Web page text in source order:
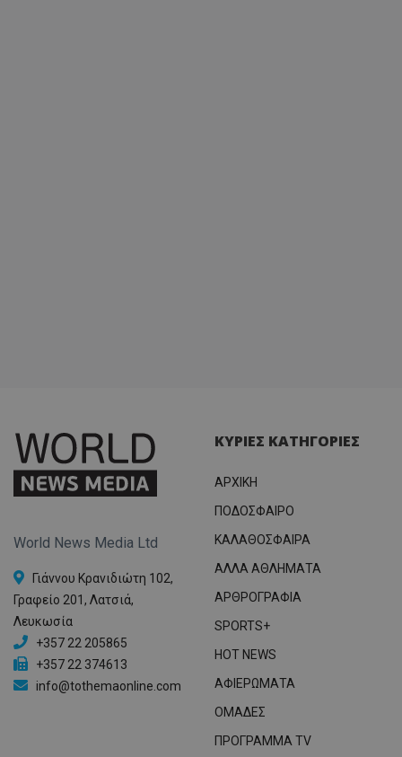
World News Media Ltd
Γιάννου Κρανιδιώτη 102,
Γραφείο 201, Λατσιά,
Λευκωσία
+357 22 205865
+357 22 374613
info@tothemaonline.com
ΚΥΡΙΕΣ ΚΑΤΗΓΟΡΙΕΣ
ΑΡΧΙΚΗ
ΠΟΔΟΣΦΑΙΡΟ
ΚΑΛΑΘΟΣΦΑΙΡΑ
ΑΛΛΑ ΑΘΛΗΜΑΤΑ
ΑΡΘΡΟΓΡΑΦΙΑ
SPORTS+
HOT NEWS
ΑΦΙΕΡΩΜΑΤΑ
ΟΜΑΔΕΣ
ΠΡΟΓΡΑΜΜΑ TV